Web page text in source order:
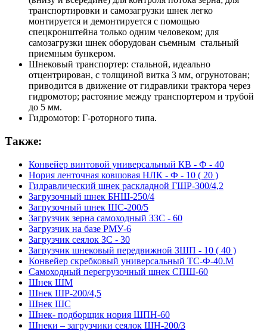
транспортировки и самозагрузки шнек легко
монтируется и демонтируется с помощью
спецкронштейна только одним человеком; для
самозагрузки шнек оборудован съемным стальный
приемным бункером.
Шнековый транспортер: стальной, идеально
отцентрирован, с толщиной витка 3 мм, огрунотован;
приводится в движение от гидравлики трактора через
гидромотор; растояние между транспортером и трубой
до 5 мм.
Гидромотор: Г-роторного типа.
Также:
Конвейер винтовой универсальный КВ - Ф - 40
Нория ленточная ковшовая НЛК - Ф - 10 ( 20 )
Гидравлический шнек раскладной ГШР-300/4,2
Загрузочный шнек БНШ-250/4
Загрузочный шнек ШС-200/5
Загрузчик зерна самоходный ЗЗС - 60
Загрузчик на базе РМУ-6
Загрузчик сеялок ЗС - 30
Загрузчик шнековый передвижной ЗШП - 10 ( 40 )
Конвейер скребковый универсальный ТС-Ф-40.М
Самоходный перегрузочный шнек СПШ-60
Шнек ШМ
Шнек ШР-200/4,5
Шнек ШС
Шнек- подборщик нория ШПН-60
Шнеки – загрузчики сеялок ШН-200/3